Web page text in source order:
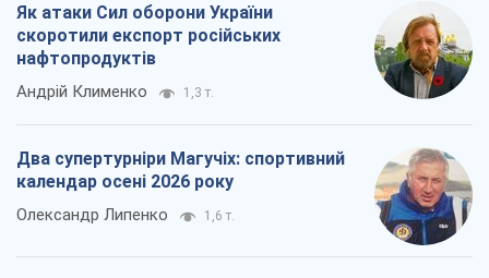
Як атаки Сил оборони України
скоротили експорт російських
нафтопродуктів
Андрій Клименко 1,3 т.
Два супертурніри Магучіх: спортивний
календар осені 2026 року
Олександр Липенко 1,6 т.